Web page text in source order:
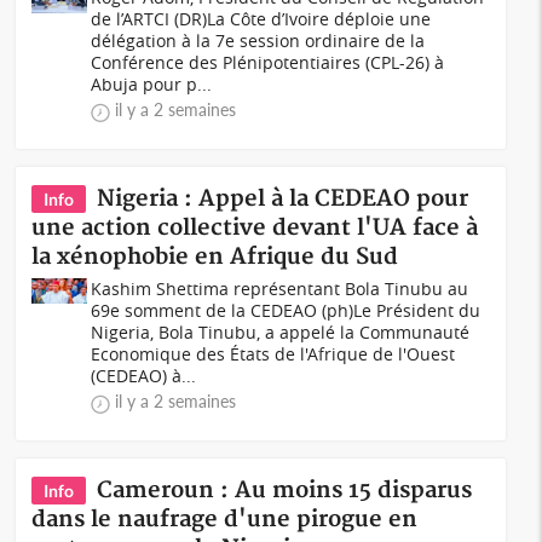
de l’ARTCI (DR)La Côte d’Ivoire déploie une
délégation à la 7e session ordinaire de la
Conférence des Plénipotentiaires (CPL-26) à
Abuja pour p...
il y a 2 semaines
Info
Nigeria : Appel à la CEDEAO pour
une action collective devant l'UA face à
la xénophobie en Afrique du Sud
Kashim Shettima représentant Bola Tinubu au
69e somment de la CEDEAO (ph)Le Président du
Nigeria, Bola Tinubu, a appelé la Communauté
Economique des États de l'Afrique de l'Ouest
(CEDEAO) à...
il y a 2 semaines
Info
Cameroun : Au moins 15 disparus
dans le naufrage d'une pirogue en